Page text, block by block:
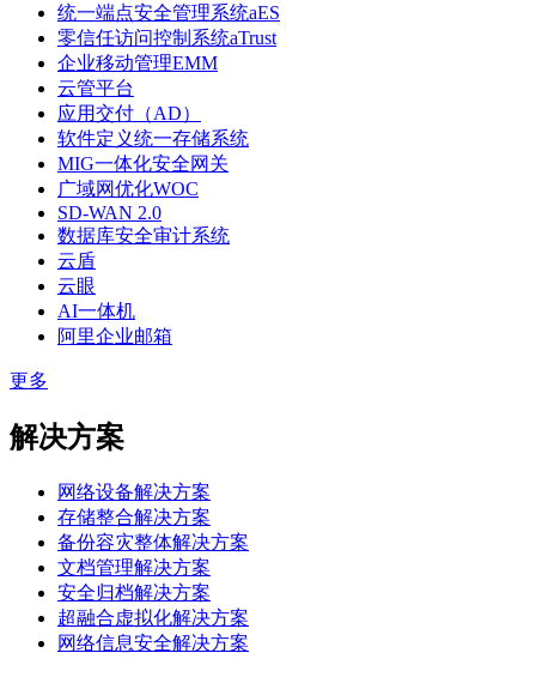
统一端点安全管理系统aES
零信任访问控制系统aTrust
企业移动管理EMM
云管平台
应用交付（AD）
软件定义统一存储系统
MIG一体化安全网关
广域网优化WOC
SD-WAN 2.0
数据库安全审计系统
云盾
云眼
AI一体机
阿里企业邮箱
更多
解决方案
网络设备解决方案
存储整合解决方案
备份容灾整体解决方案
文档管理解决方案
安全归档解决方案
超融合虚拟化解决方案
网络信息安全解决方案